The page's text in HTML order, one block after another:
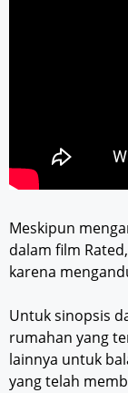
Meskipun
dalam film
karena
Untuk sinopsis
rumahan yang
lainnya untuk
yang telah